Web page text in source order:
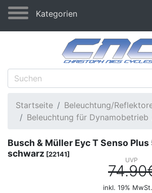
Kategorien
Startseite
Beleuchtung/
Beleuchtung für Dynamobetrieb
Busch & Müller Eyc T Senso Plus
schwarz [22141]
inkl. 19%